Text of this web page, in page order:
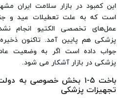
این کمبود در بازار سلامت ایران
است که به علت تعطیلات عید و جنگ
عمل‌های تخصصی الکتیو انجام
پزشکی هم پایین آمد. تاکنون
جواب داده است اگر به وضعیت
پزشکی در بازار آشکار می شود.
باخت ۵-۱ بخش خصوصی به
تجهیزات پزشکی